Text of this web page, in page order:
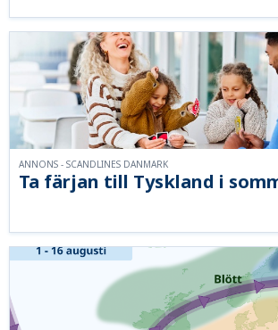
Ta färjan till Tyskland i
ANNONS - SCANDLINES DANMARK